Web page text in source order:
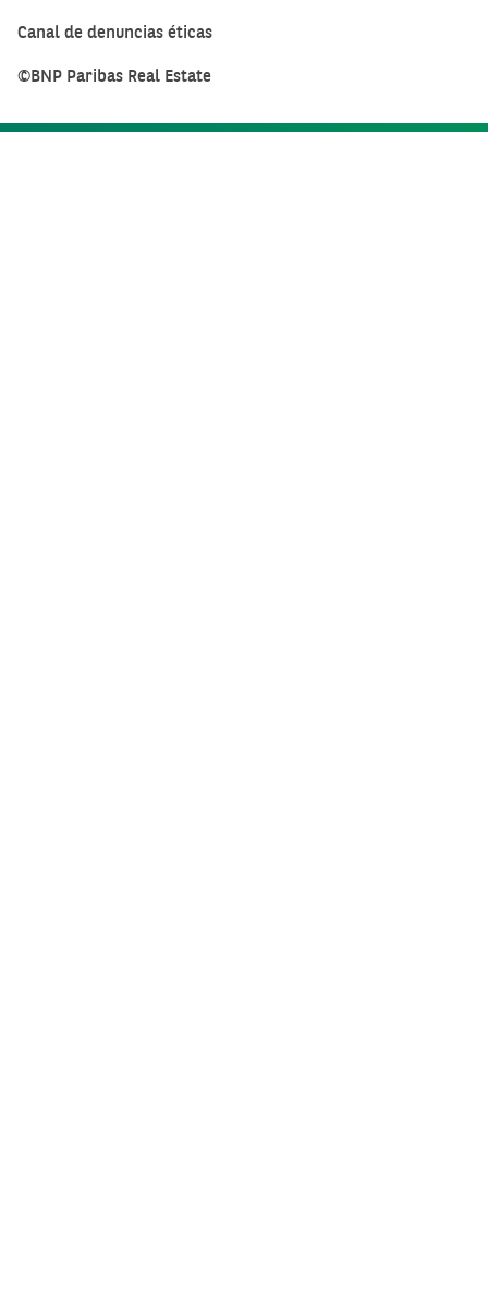
Canal de denuncias éticas
©BNP Paribas Real Estate